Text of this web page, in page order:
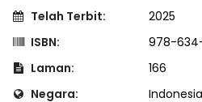
Telah Terbit:
2025
ISBN:
978-
Laman:
166
Negara:
Indonesia